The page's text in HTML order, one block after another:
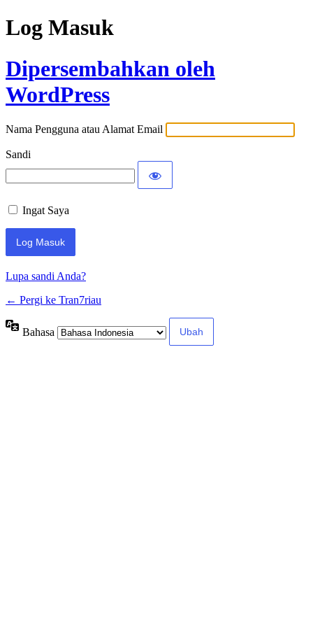
Log Masuk
Dipersembahkan oleh
WordPress
Nama Pengguna atau Alamat Email
Sandi
Ingat Saya
Lupa sandi Anda?
← Pergi ke Tran7riau
Bahasa